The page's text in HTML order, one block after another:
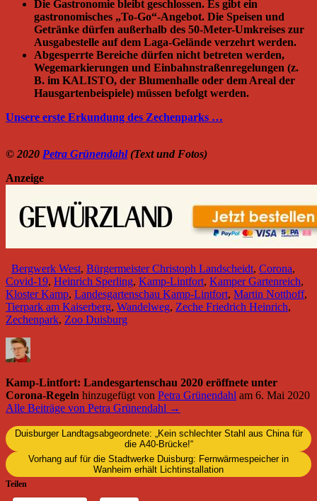
Die Gastronomie bleibt geschlossen. Es gibt ein
gastronomisches „To-Go“-Angebot. Die Speisen und
Getränke dürfen außerhalb des 50-Meter-Umkreises zur
Ausgabestelle auf dem Laga-Gelände verzehrt werden.
Abgesperrte Bereiche dürfen nicht betreten werden,
Wegemarkierungen und Einbahnstraßenregelungen (z.
B. im KALISTO, der Blumenhalle oder dem Areal der
Hausgartenbeispiele) müssen befolgt werden.
Unsere erste Erkundung des Zechenparks …
© 2020 Petra Grünendahl(Text und Fotos)
Anzeige
Bergwerk West, Bürgermeister Christoph Landscheidt, Corona,
Covid-19, Heinrich Sperling, Kamp-Lintfort, Kamper Gartenreich,
Kloster Kamp, Landesgartenschau Kamp-Lintfort, Martin Notthoff,
Tierpark am Kaiserberg, Wandelweg, Zeche Friedrich Heinrich,
Zechenpark, Zoo Duisburg
Kamp-Lintfort: Landesgartenschau 2020 eröffnete unter
Corona-Regeln hinzugefügt von Petra Grünendahl am 6. Mai 2020
Alle Beiträge von Petra Grünendahl →
Duisburger Landtagsabgeordnete: „Kein schlechter Stahl aus China für
die A40-Brücke!“
Vorhang auf für die Stadtwerke Duisburg: Fernwärmespeicher in
Wanheim erhält Lichtinstallation
Teilen